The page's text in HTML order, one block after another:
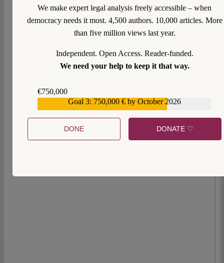
Grundsätze für die nachrichtendienstliche Tätigkeit von
Verfassungsschutzbehörden formuliert. Im Wesentlichen
es um Normbestimmtheit und Angemessenheit der
Eingriffsstruktur. Die praktischen Folgen sind nicht leicht
einzuschätzen, es spricht aber vieles dafür, dass sie sich in
Continue reading >>
We make expert legal analysis freely accessible – when
democracy needs it most. 4,500 authors. 10,000 articles. More
than five million views last year.
Independent. Open Access. Reader-funded.
We need your help to keep it that way.
€750,000
Goal 3: 750,000 € by October 2026
DONE DONATE ♡